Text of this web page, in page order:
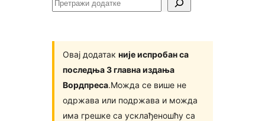
Претражи
Овај додатак није испробан са
последња 3 главна издања
Вордпреса.Можда се више не
одржава или подржава и можда
има грешке са усклађеношћу са